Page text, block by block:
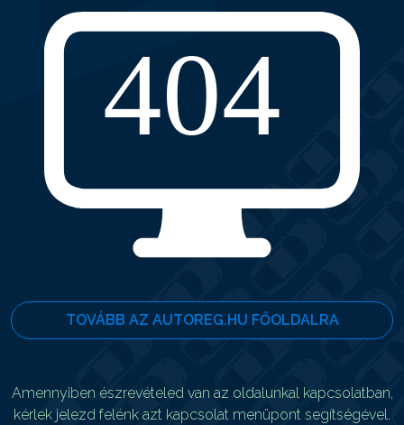
TOVÁBB AZ AUTOREG.HU FŐOLDALRA
Amennyiben észrevételed van az oldalunkal kapcsolatban,
kérlek jelezd felénk azt kapcsolat menüpont segítségével.